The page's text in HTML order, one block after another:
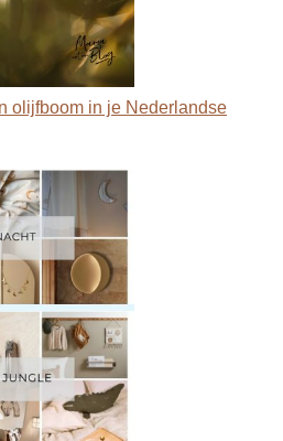
olijfboom in je Nederlandse